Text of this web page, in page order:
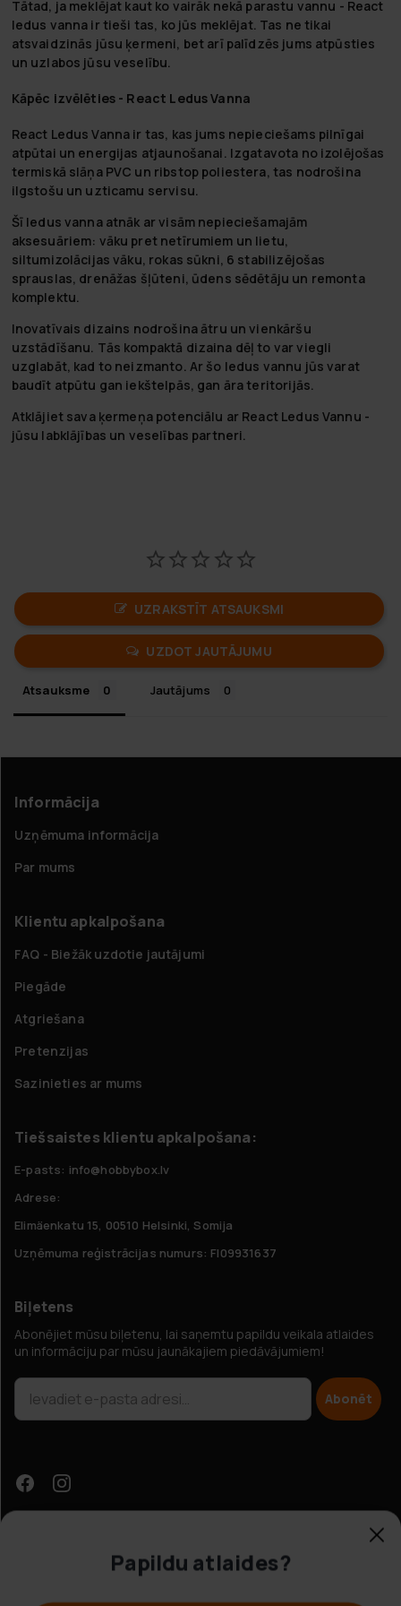
Tātad, ja meklējat kaut ko vairāk nekā parastu vannu - React
ledus vanna ir tieši tas, ko jūs meklējat. Tas ne tikai
atsvaidzinās jūsu ķermeni, bet arī palīdzēs jums atpūsties
un uzlabos jūsu veselību.
Kāpēc izvēlēties - React Ledus Vanna
React Ledus Vanna ir tas, kas jums nepieciešams pilnīgai
atpūtai un energijas atjaunošanai. Izgatavota no izolējošas
termiskā slāņa PVC un ribstop poliestera, tas nodrošina
ilgstošu un uzticamu servisu.
Šī ledus vanna atnāk ar visām nepieciešamajām
aksesuāriem: vāku pret netīrumiem un lietu,
siltumizolācijas vāku, rokas sūkni, 6 stabilizējošas
sprauslas, drenāžas šļūteni, ūdens sēdētāju un remonta
komplektu.
Inovatīvais dizains nodrošina ātru un vienkāršu
uzstādīšanu. Tās kompaktā dizaina dēļ to var viegli
uzglabāt, kad to neizmanto. Ar šo ledus vannu jūs varat
baudīt atpūtu gan iekštelpās, gan āra teritorijās.
Atklājiet sava ķermeņa potenciālu ar React Ledus Vannu -
jūsu labklājības un veselības partneri.
UZRAKSTĪT ATSAUKSMI
UZDOT JAUTĀJUMU
Atsauksme Jautājums
Informācija
Uzņēmuma informācija
Par mums
Klientu apkalpošana
FAQ - Biežāk uzdotie jautājumi
Piegāde
Atgriešana
Pretenzijas
Sazinieties ar mums
Tiešsaistes klientu apkalpošana:
E-pasts: info@hobbybox.lv
Adrese:
Elimäenkatu 15, 00510 Helsinki, Somija
Uzņēmuma reģistrācijas numurs: FI09931637
Biļetens
Abonējiet mūsu biļetenu, lai saņemtu papildu veikala atlaides
un informāciju par mūsu jaunākajiem piedāvājumiem!
Abonēt
Papildu atlaides?